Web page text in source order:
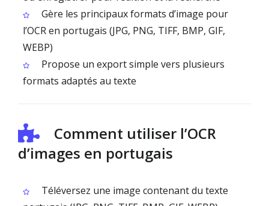
Gère les principaux formats d’image pour
l’OCR en portugais (JPG, PNG, TIFF, BMP, GIF,
WEBP)
Propose un export simple vers plusieurs
formats adaptés au texte
Comment utiliser l’OCR
d’images en portugais
Téléversez une image contenant du texte